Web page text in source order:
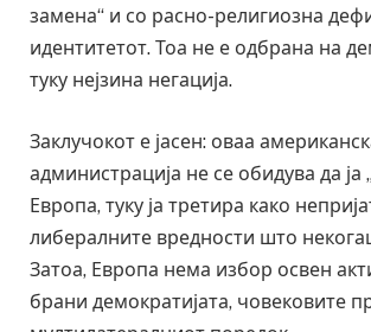
замена“ и со расно-религиозна
идентитетот. Тоа не е одбрана на
туку нејзина негација.
Заклучокот е јасен: оваа
администрација не се обидува да ја
Европа, туку ја третира како
либералните вредности што
Затоа, Европа нема избор освен
брани демократијата, човековите